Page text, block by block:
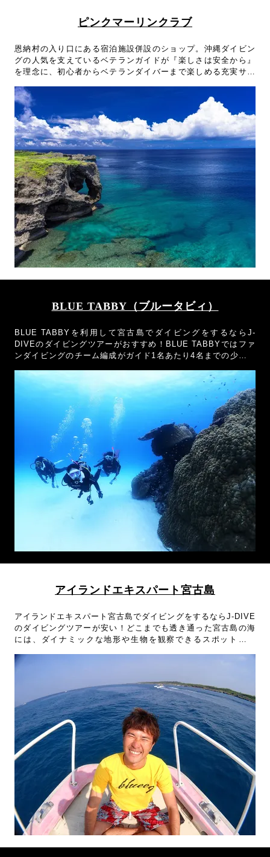
ピンクマーリンクラブ
恩納村の入り口にある宿泊施設併設のショップ。沖縄ダイビン
グの人気を支えているベテランガイドが『楽しさは安全から』
を理念に、初心者からベテランダイバーまで楽しめる充実サー
BLUE TABBY（ブルータビィ）
BLUE TABBYを利用して宮古島でダイビングをするならJ-
DIVEのダイビングツアーがおすすめ！BLUE TABBYではファ
ンダイビングのチーム編成がガイド1名あたり4名までの少人数
できます！
アイランドエキスパート宮古島
アイランドエキスパート宮古島でダイビングをするならJ-DIVE
のダイビングツアーが安い！どこまでも透き通った宮古島の海
には、ダイナミックな地形や生物を観察できるスポットが満
のガイドがしっかりサポート！